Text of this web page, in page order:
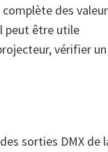
des
peut être utile
vérifier un
sorties DMX de